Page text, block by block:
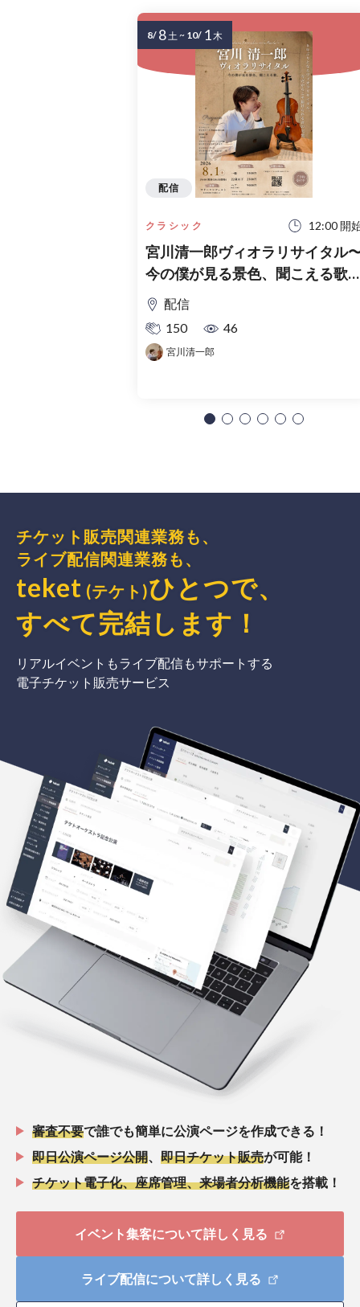
クラシック 12:00 開
宮川清一郎ヴィオラリサイタル
今の僕が見る景色、聞こえる歌
（アーカイブ配信）
配信
150
46
宮川清一郎
配信
8/ 8土~ 10/ 1木
チケット販売関連業務も、
ライブ配信関連業務も、
teket (テケト)ひとつで、
すべて完結 します ！
リアルイベントもライブ配信もサポートする
電子チケット販売サービス
審査不要で誰でも簡単に公演ページを作成できる！
即日公演ページ公開
即日チケット販売が可能！
チケット電子化、座席管理、来場者分析機能を搭載！
イベント集客について詳しく見る
ライブ配信について詳しく見る